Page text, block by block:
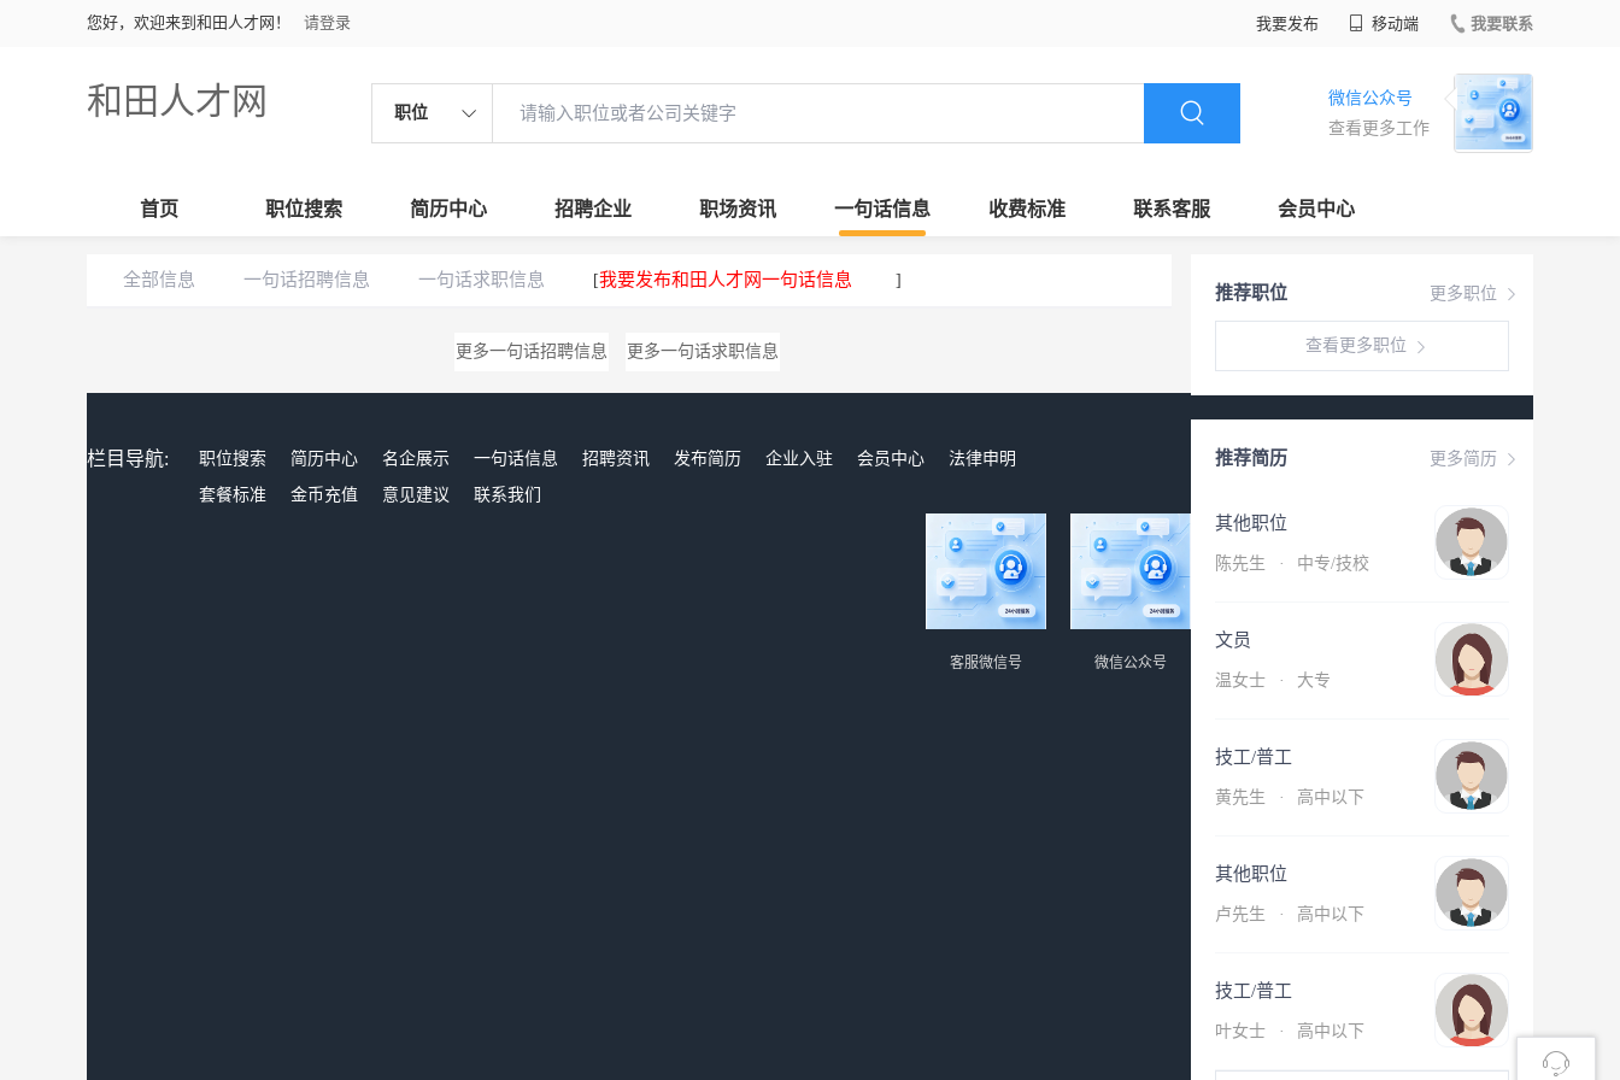
您好，欢迎来到和田人才网！ 请登录 我要发布 移动端 我要联系
和田人才网 职位
微信公众号
查看更多工作
首页 职位搜索 简历中心 招聘企业 职场资讯 一句话信息 收费标准 联系客服 会员中心
更多职位
推荐职位
查看更多职位
更多简历
推荐简历
其他职位
陈先生 · 中专/技校
文员
温女士 · 大专
技工/普工
黄先生 · 高中以下
其他职位
卢先生 · 高中以下
技工/普工
叶女士 · 高中以下
全部信息 一句话招聘信息 一句话求职信息 [我要发布和田人才网一句话信息 ]
更多一句话招聘信息 更多一句话求职信息
栏目导航: 职位搜索 简历中心 名企展示 一句话信息 招聘资讯 发布简历 企业入驻 会员中心
法律申明
套餐标准
金币充值 意见建议 联系我们
微信公众号
客服微信号